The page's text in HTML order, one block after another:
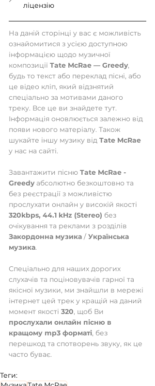
ліцензію
На даній сторінці у вас є можливість
ознайомитися з усією доступною
інформацією щодо музичної
композиції Tate McRae — Greedy,
будь то текст або переклад пісні, або
це відео кліп, який відзнятий
спеціально за мотивами даного
треку. Все це ви знайдете тут.
Інформація оновлюється залежно від
появи нового матеріалу. Також
шукайте іншу музику від Tate McRae
у нас на сайті.
Завантажити пісню Tate McRae -
Greedy абсолютно безкоштовно та
без реєстрації з можливістю
прослухати онлайн у високій якості
320kbps, 44.1 kHz (Stereo) без
очікування та реклами з розділів
Закордонна музика / Українська
музика.
Спеціально для наших дорогих
слухачів та поціновувачів гарної та
якісної музики, ми знайшли в мережі
інтернет цей трек у кращій на даний
момент якості 320, щоб Ви
прослухали онлайн пісню в
кращому mp3 форматі, без
перешкод та спотворень звуку, як це
часто буває.
Теги: